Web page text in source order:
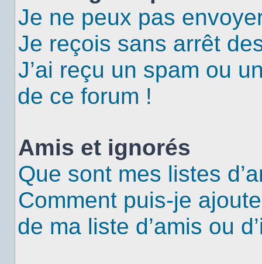
Je ne peux pas
Je reçois sans arrêt
J’ai reçu un spam ou
de ce forum !
Amis et ignorés
Que sont mes listes
Comment puis-je
de ma liste d’amis ou